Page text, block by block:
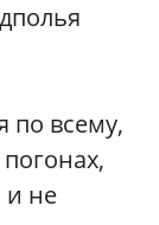
по всему,
и не